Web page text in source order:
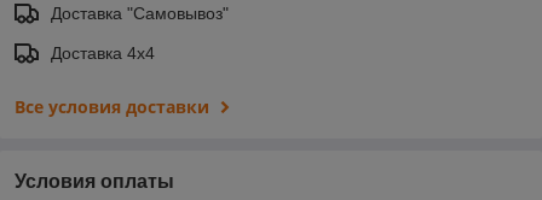
Доставка "Самовывоз"
Доставка 4х4
Все условия доставки
Условия оплаты